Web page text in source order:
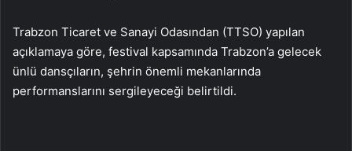
Trabzon Ticaret ve Sanayi Odasından (TTSO) yapılan
açıklamaya göre, festival kapsamında Trabzon’a gelecek
ünlü dansçıların, şehrin önemli mekanlarında
performanslarını sergileyeceği belirtildi.